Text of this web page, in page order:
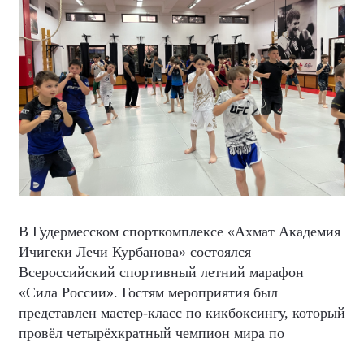
В Гудермесском спорткомплексе «Ахмат Академия
Ичигеки Лечи Курбанова» состоялся
Всероссийский спортивный летний марафон
«Сила России». Гостям мероприятия был
представлен мастер-класс по кикбоксингу, который
провёл четырёхкратный чемпион мира по